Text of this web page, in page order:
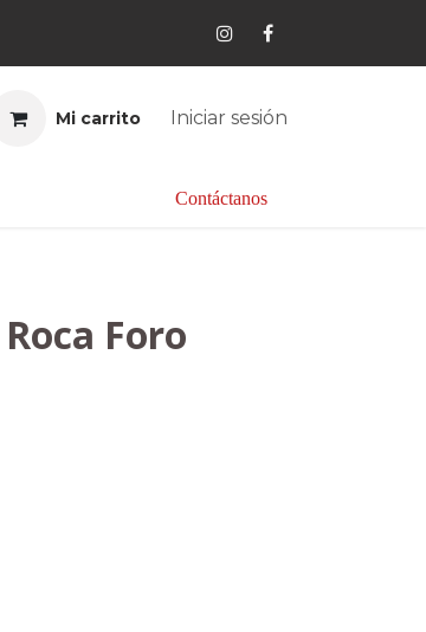
Mi carrito Iniciar sesión
Contáctanos​​​​
Foro